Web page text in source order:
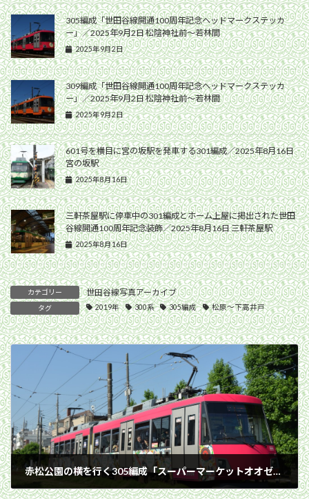
305編成「世田谷線開通100周年記念ヘッドマークステッカ
ー」／2025年9月2日 松陰神社前〜若林間
2025年9月2日
309編成「世田谷線開通100周年記念ヘッドマークステッカ
ー」／2025年9月2日 松陰神社前〜若林間
2025年9月2日
601号を横目に宮の坂駅を発車する301編成／2025年8月16日
宮の坂駅
2025年8月16日
三軒茶屋駅に停車中の301編成とホーム上屋に掲出された世田
谷線開通100周年記念装飾／2025年8月16日 三軒茶屋駅
2025年8月16日
カテゴリー 世田谷線写真アーカイブ
タグ 2019年 300系 305編成 松原〜下高井戸
赤松公園の横を行く305編成「スーパーマーケットオオゼキ」／2019年6月13日 松原〜下高井戸間
2019年6月13日